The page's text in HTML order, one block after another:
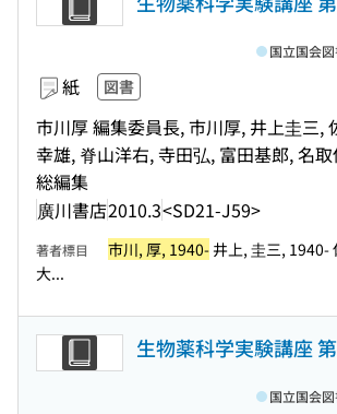
紙 図書
市川厚 編集委員長, 市川厚, 井上圭三,
幸雄, 脊山洋右, 寺田弘, 富田基郎, 名
総編集
廣川書店2010.3<SD21-J59>
国立国会
著者標目 市川, 厚, 1940- 井上, 圭三, 1940-
大...
生物薬科学実験講座
国立国会